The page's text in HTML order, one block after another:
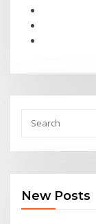
New Posts